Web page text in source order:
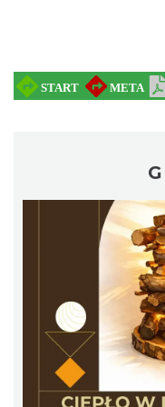
Dotknij Tradycji
Brenna
7.38 km